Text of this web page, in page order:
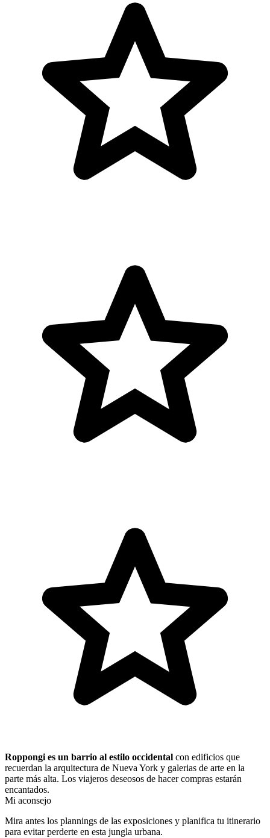
Roppongi es un barrio al estilo occidental con edificios que
recuerdan la arquitectura de Nueva York y galerias de arte en la
parte más alta. Los viajeros deseosos de hacer compras estarán
encantados.
Mi aconsejo
Mira antes los plannings de las exposiciones y planifica tu itinerario
para evitar perderte en esta jungla urbana.